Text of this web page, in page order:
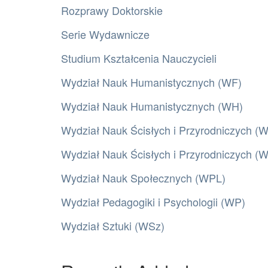
Rozprawy Doktorskie
Serie Wydawnicze
Studium Kształcenia Nauczycieli
Wydział Nauk Humanistycznych (WF)
Wydział Nauk Humanistycznych (WH)
Wydział Nauk Ścisłych i Przyrodniczych
Wydział Nauk Ścisłych i Przyrodniczych
Wydział Nauk Społecznych (WPL)
Wydział Pedagogiki i Psychologii (WP)
Wydział Sztuki (WSz)